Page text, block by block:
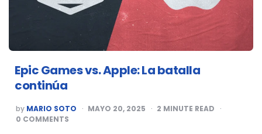
Epic Games vs. Apple: La batalla
continúa
POSTED
BY
by MARIO SOTO MAYO 20, 2025 2 MINUTE READ
0 COMMENTS